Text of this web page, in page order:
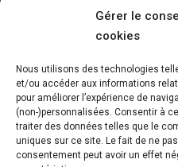
Gérer le
cookies
Nous utilisons des technologies
et/ou accéder aux informations
pour améliorer l’expérience de
(non-)personnalisées. Consentir à
traiter des données telles que le
uniques sur ce site. Le fait de ne
consentement peut avoir un effet
Guides et entretien
Marques de Jumelles